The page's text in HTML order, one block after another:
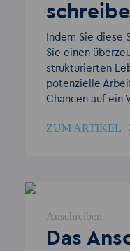
Indem Sie diese
Sie einen
strukturierten
potenzielle
Chancen auf ein
ZUM ARTIKEL
Anschreiben
Das